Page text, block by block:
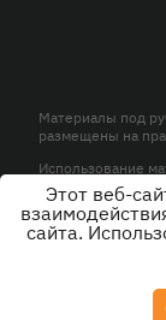
Материалы под
размещены на
Использование
активной
© ООО «ЮЛАВ
Этот веб-
сайта.